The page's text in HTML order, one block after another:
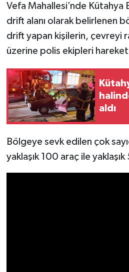
Vefa Mahallesi’nde Kütahya
drift alanı olarak belirlenen
drift yapan kişilerin, çevreyi
üzerine polis ekipleri
aldı
Bölgeye sevk edilen çok
yaklaşık 100 araç ile
Gündem
Hisarcık
İlçeler
Köşe Yazıları
Kültür Sanat
Kütahya
Magazin